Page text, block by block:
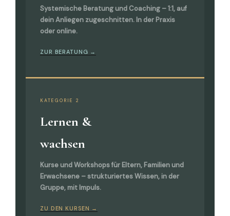
Systemische Beratung und Coaching – 1:1, auf
dein Anliegen zugeschnitten. In der Praxis
oder online.
ZUR BERATUNG →
KATEGORIE 2
Lernen &
wachsen
Kurse und Workshops für Eltern, Familien und
Erwachsene – strukturiertes Wissen, in der
Gruppe, mit Impuls.
ZU DEN KURSEN →